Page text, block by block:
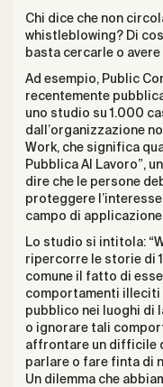
Chi dice che non
whistleblowing? Di
basta cercarle o
Ad esempio, Public
recentemente
uno studio su 1.000
dall’organizzazione
Work, che significa
Pubblica Al Lavoro”,
dire che le persone
proteggere
campo di
Lo studio si intitola: “
ripercorre le storie di
comune il fatto di
comportamenti illeciti
pubblico nei luoghi di
o ignorare tali
affrontare un difficile
parlare o fare finta di
Un dilemmache